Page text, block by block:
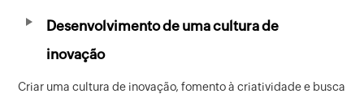
Desenvolvimento de uma cultura de
inovação
Criar uma cultura de inovação, fomento à criatividade e busca